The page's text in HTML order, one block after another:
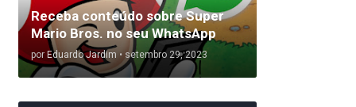
Receba conteúdo sobre Super
Mario Bros. no seu WhatsApp
por Eduardo Jardim • setembro 29, 2023